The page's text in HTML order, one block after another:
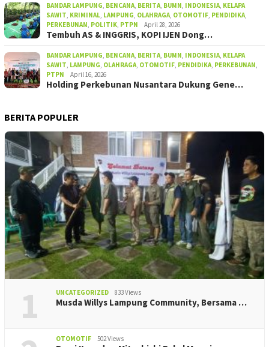
BANDAR LAMPUNG BENCANA BERITA BUMN INDONESIA KELAPA
SAWIT KRIMINAL LAMPUNG OLAHRAGA OTOMOTIF PENDIDIKA
PERKEBUNAN POLITIK PTPN April 28, 2026
Tembuh AS & INGGRIS, KOPI IJEN Dong…
BANDAR LAMPUNG BENCANA BERITA BUMN INDONESIA KELAPA
SAWIT LAMPUNG OLAHRAGA OTOMOTIF PENDIDIKA PERKEBUNAN
PTPN
April 16, 2026
Holding Perkebunan Nusantara Dukung Gene…
BERITA POPULER
1 UNCATEGORIZED 833 Views
Musda Willys Lampung Community, Bersama …
OTOMOTIF 502 Views